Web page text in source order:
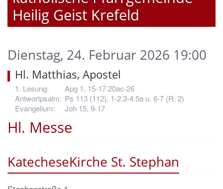
Heilig Geist Krefeld
Hl. Messe
Dienstag, 24. Februar 2026 19:00
Hl. Matthias, Apostel
Apg 1, 15-17.20ac-26
Ps 113 (112), 1-2.3-4.5a u. 6-7 (R: 2)
Joh 15, 9-17
KatecheseKirche St. Stephan